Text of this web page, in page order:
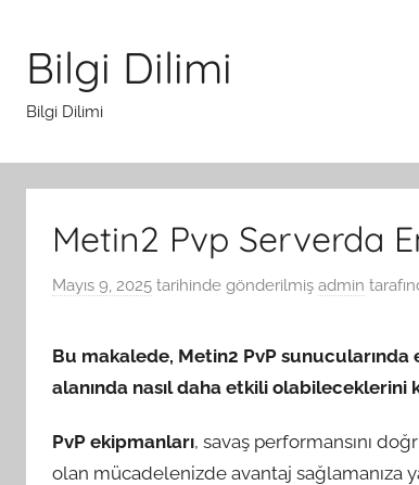
Bilgi Dilimi
Bilgi Dilimi
Metin2 Pvp Serverda
Mayıs 9, 2025 tarihinde gönderilmiş admin
Bu makalede, Metin2 PvP sunucularında
alanında nasıl daha etkili olabileceklerini
PvP ekipmanları, savaş performansını
olan mücadelenizde avantaj sağlamanıza